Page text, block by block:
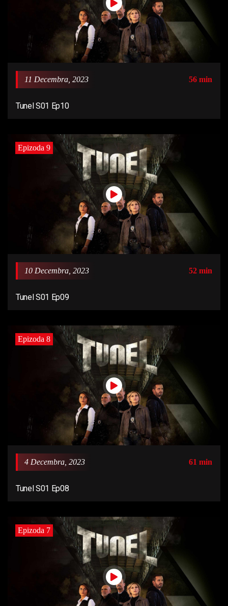
11 Decembra, 2023 56 min
Tunel S01 Ep10
Epizoda 9
10 Decembra, 2023 52 min
Tunel S01 Ep09
Epizoda 8
4 Decembra, 2023 61 min
Tunel S01 Ep08
Epizoda 7